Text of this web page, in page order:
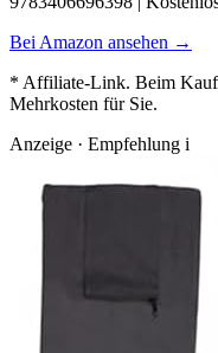
Bei Amazon ansehen →
* Affiliate-Link. Beim Kauf
Mehrkosten für Sie.
Anzeige · Empfehlung i